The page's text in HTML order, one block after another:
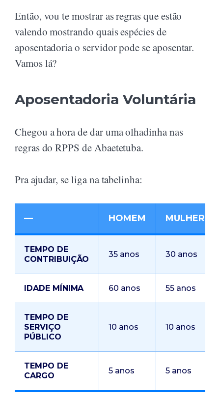
Então, vou te mostrar as regras que estão
valendo mostrando quais espécies de
aposentadoria o servidor pode se aposentar.
Vamos lá?
Aposentadoria Voluntária
Chegou a hora de dar uma olhadinha nas
regras do RPPS de Abaetetuba.
Pra ajudar, se liga na tabelinha:
— HOMEM MULHER
TEMPO DE
CONTRIBUIÇÃO
35 anos 30 anos
IDADE MÍNIMA 60 anos 55 anos
TEMPO DE
SERVIÇO
PÚBLICO
10 anos 10 anos
TEMPO DE
CARGO
5 anos 5 anos